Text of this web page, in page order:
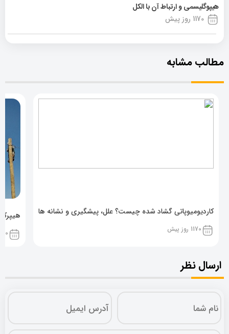
هیپوگلیسمی و ارتباط آن با الکل
1170 روز پیش
مطالب مشابه
کاردیومیوپاتی گشاد شده چیست؟ علل، پیشگیری و نشانه ها
1170 روز پیش 1170
ارسال نظر